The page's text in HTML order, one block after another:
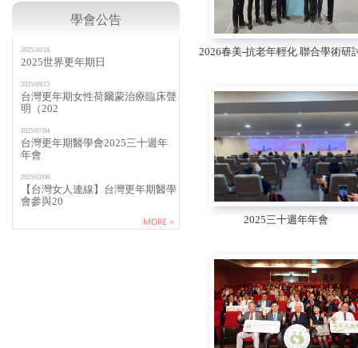
學會公告
2025/10/18
2025世界更年期日
2025/09/23
台灣更年期女性荷爾蒙治療臨床聲
明（202
2025/07/04
台灣更年期醫學會2025三十週年
年會
2025/03/06
【台灣女人連線】台灣更年期醫學
會參與20
2026春美-抗老年輕化 聯合學術研
2025三十週年年會